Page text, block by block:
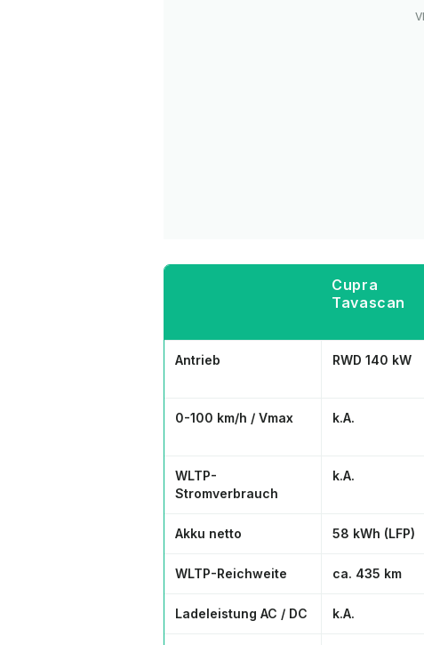
Cupra
Tavascan
Antrieb RWD 140 kW
0-100 km/h / Vmax k.A.
WLTP-
Stromverbrauch
k.A.
Akku netto 58 kWh (LFP)
WLTP-Reichweite ca. 435 km
Ladeleistung AC / DC k.A.